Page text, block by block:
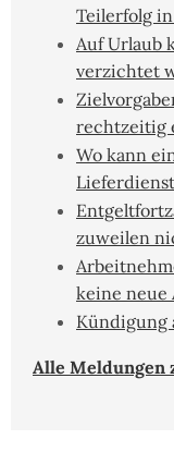
Teilerfolg
Auf Urlaub
verzichtet
rechtzeitig
Wo kann
zuweilen
keine neue
Kündigung
Alle Meldungen